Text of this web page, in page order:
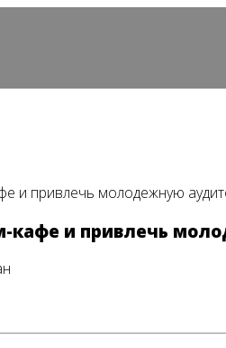
и привлечь молодежную
кафе и привлечь